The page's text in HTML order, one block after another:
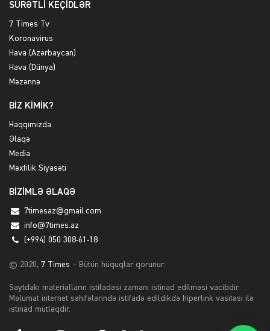
SÜRƏTLİ KEÇİDLƏR
7 Times Tv
Koronavirus
Hava (Azərbaycan)
Hava (Dünya)
Məzənnə
BİZ KİMİK?
Haqqımızda
Əlaqə
Media
Məxfilik Siyasəti
BİZİMLƏ ƏLAQƏ
7timesaz@gmail.com
info@7times.az
(+994) 050 308-61-18
© 2020, 7 Times – Bütün hüquqlar qorunur.
Saytdakı materialların istifadəsi zamanı istinad edilməsi vacibdir.
Məlumat internet səhifələrində istifadə edildikdə hiperlink vasitəsi ilə
istinad mütləqdir.